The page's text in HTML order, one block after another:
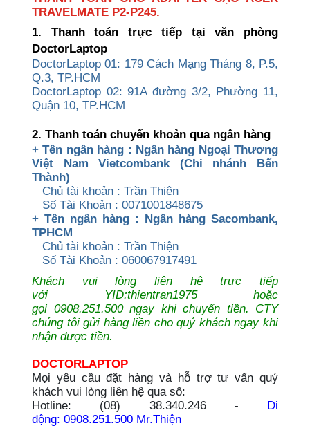
TRAVELMATE P2-P245.
1. Thanh toán trực tiếp tại văn phòng
DoctorLaptop
DoctorLaptop 01: 179 Cách Mạng Tháng 8, P.5,
Q.3, TP.HCM
DoctorLaptop 02: 91A đường 3/2, Phường 11,
Quận 10, TP.HCM
2. Thanh toán chuyển khoản qua ngân hàng
+ Tên ngân hàng : Ngân hàng Ngoại Thương
Việt Nam Vietcombank (Chi nhánh Bến
Thành)
Chủ tài khoản : Trần Thiện
Số Tài Khoản : 0071001848675
+ Tên ngân hàng : Ngân hàng Sacombank,
TPHCM
Chủ tài khoản : Trần Thiện
Số Tài Khoản : 060067917491
Khách vui lòng liên hệ trực tiếp
với YID:thientran1975 hoặc
gọi 0908.251.500 ngay khi chuyển tiền. CTY
chúng tôi gửi hàng liền cho quý khách ngay khi
nhận được tiền.
DOCTORLAPTOP
Mọi yêu cầu đặt hàng và hỗ trợ tư vấn quý
khách vui lòng liên hệ qua số:
Hotline: (08) 38.340.246 - Di
động: 0908.251.500 Mr.Thiện